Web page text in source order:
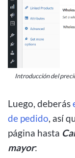
Introducción del
Luego, deberás
de pedido , así
página hasta
mayor: